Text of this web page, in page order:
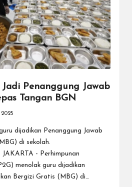
Jadi Penanggung Jawab
Tangan BGN
dijadikan Penanggung Jawab
di sekolah.
- Perhimpunan
menolak guru dijadikan
Bergizi Gratis (MBG) di…